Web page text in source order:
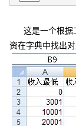
这是一个根据工
资在字典中找出